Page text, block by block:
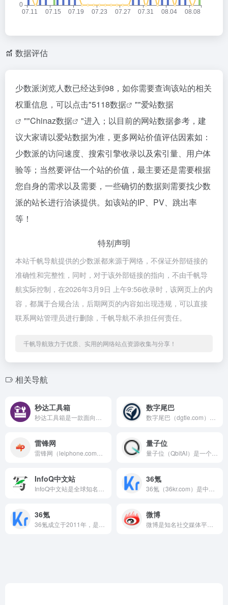
数据评估
少数派浏览人数已经达到98，如你需要查询该站的相关
权重信息，可以点击"5118数据 ""爱站数据
""Chinaz数据
"进入；以目前的网站数据参考，建
议大家请以爱站数据为准，更多网站价值评估因素如：
少数派的访问速度、搜索引擎收录以及索引量、用户体
验等；当然要评估一个站的价值，最主要还是需要根据
您自身的需求以及需要，一些确切的数据则需要找少数
派的站长进行洽谈提供。如该站的IP、PV、跳出率
等！
特别声明
本站千帆导航提供的少数派都来源于网络，不保证外部链接的
准确性和完整性，同时，对于该外部链接的指向，不由千帆导
航实际控制，在2026年3月9日 上午9:56收录时，该网页上的内
容，都属于合规合法，后期网页的内容如出现违规，可以直接
联系网站管理员进行删除，千帆导航不承担任何责任。
千帆导航致力于优质、实用的网络站点资源收集与分享！
相关导航
秒达工具箱 数字尾巴
雷锋网 量子位
InfoQ中文站 36氪
36氪 微博